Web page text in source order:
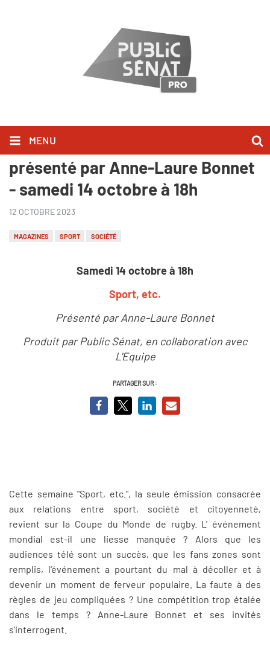
MENU
"Sport, etc." nouveau numéro
présenté par Anne-Laure Bonnet
- samedi 14 octobre à 18h
12 OCTOBRE 2023
MAGAZINES SPORT SOCIÉTÉ
Samedi 14 octobre à 18h
Sport, etc.
Présenté par Anne-Laure Bonnet
Produit par Public Sénat, en collaboration avec
L'Equipe
PARTAGER SUR :
Cette semaine "Sport, etc.", la seule émission consacrée
aux relations entre sport, société et citoyenneté,
revient sur la Coupe du Monde de rugby. L' événement
mondial est-il une liesse manquée ? Alors que les
audiences télé sont un succès, que les fans zones sont
remplis, l'événement a pourtant du mal à décoller et à
devenir un moment de ferveur populaire. La faute à des
règles de jeu compliquées ? Une compétition trop étalée
dans le temps ? Anne-Laure Bonnet et ses invités
s'interrogent.